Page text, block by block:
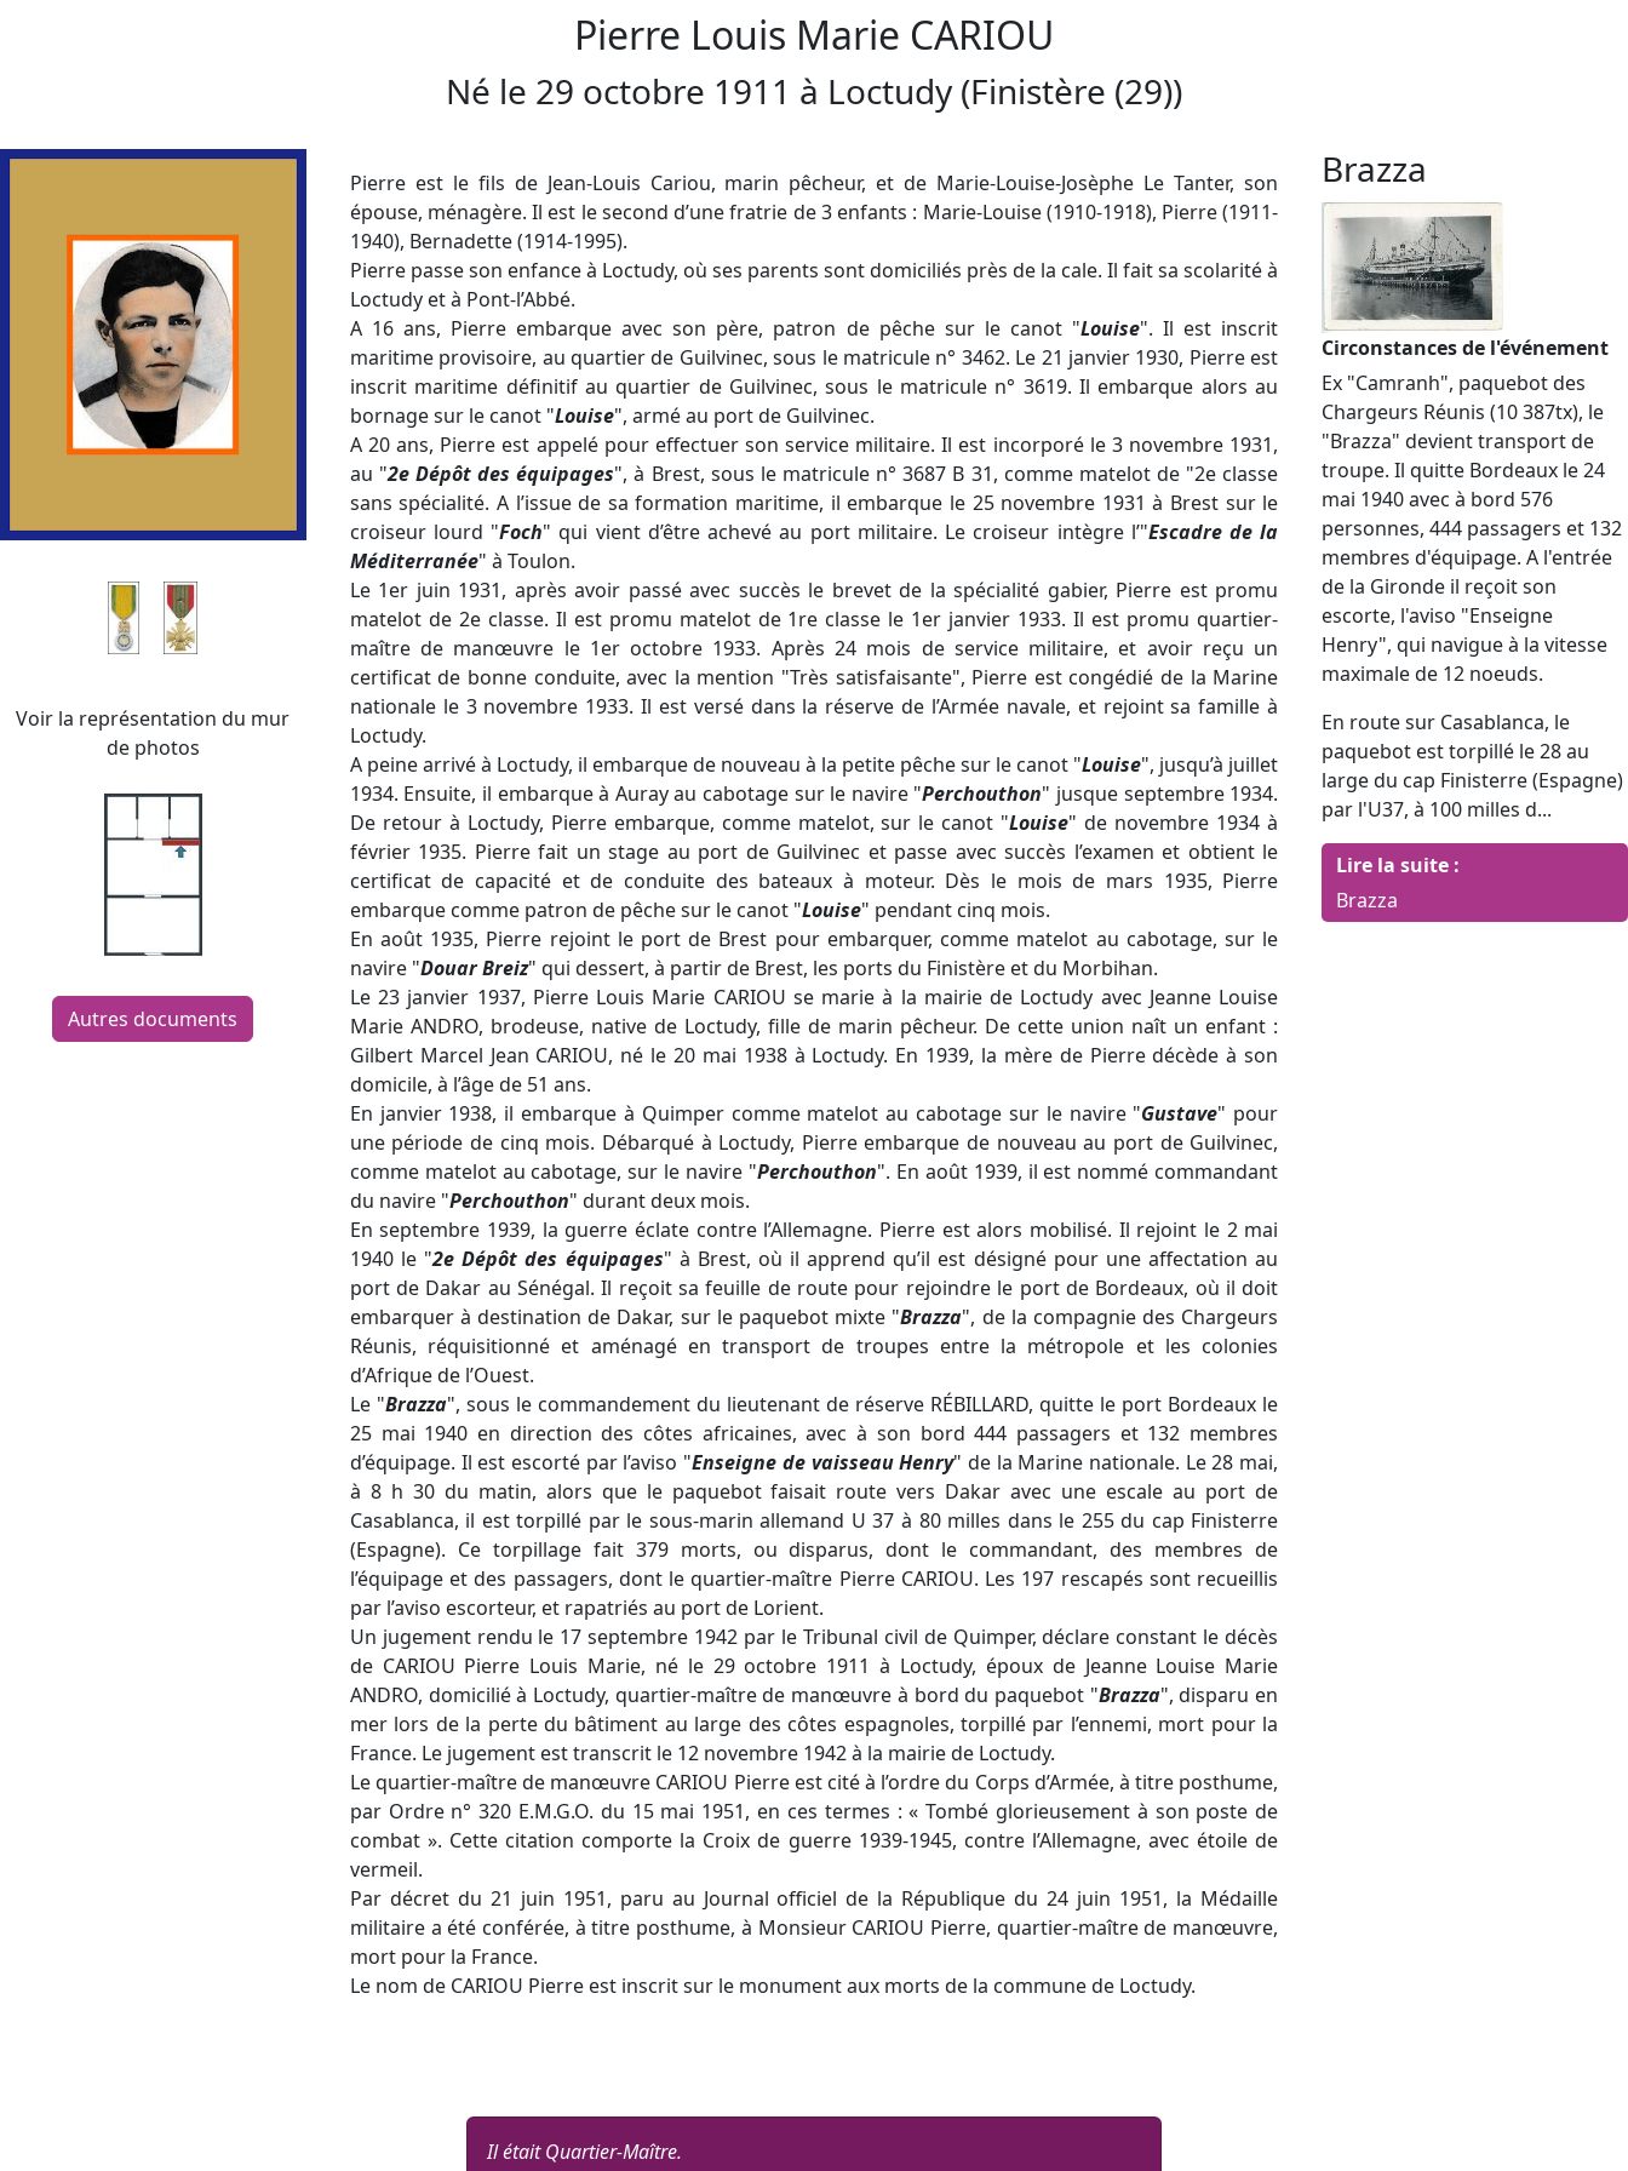
Pierre Louis Marie CARIOU
Né le 29 octobre 1911 à Loctudy (Finistère (29))
Voir la représentation du mur
de photos
Autres documents
Brazza
Circonstances de l'événement
Ex "Camranh", paquebot des
Chargeurs Réunis (10 387tx), le
"Brazza" devient transport de
troupe. Il quitte Bordeaux le 24
mai 1940 avec à bord 576
personnes, 444 passagers et 132
membres d'équipage. A l'entrée
de la Gironde il reçoit son
escorte, l'aviso "Enseigne
Henry", qui navigue à la vitesse
maximale de 12 noeuds.
En route sur Casablanca, le
paquebot est torpillé le 28 au
large du cap Finisterre (Espagne)
par l'U37, à 100 milles d...
Lire la suite :
Brazza
Pierre est le fils de Jean-Louis Cariou, marin pêcheur, et de Marie-Louise-Josèphe Le Tanter, son
épouse, ménagère. Il est le second d’une fratrie de 3 enfants : Marie-Louise (1910-1918), Pierre (1911-
1940), Bernadette (1914-1995).
Pierre passe son enfance à Loctudy, où ses parents sont domiciliés près de la cale. Il fait sa scolarité à
Loctudy et à Pont-l’Abbé.
A 16 ans, Pierre embarque avec son père, patron de pêche sur le canot "Louise". Il est inscrit
maritime provisoire, au quartier de Guilvinec, sous le matricule n° 3462. Le 21 janvier 1930, Pierre est
inscrit maritime définitif au quartier de Guilvinec, sous le matricule n° 3619. Il embarque alors au
bornage sur le canot "Louise", armé au port de Guilvinec.
A 20 ans, Pierre est appelé pour effectuer son service militaire. Il est incorporé le 3 novembre 1931,
au "2e Dépôt des équipages", à Brest, sous le matricule n° 3687 B 31, comme matelot de "2e classe
sans spécialité. A l’issue de sa formation maritime, il embarque le 25 novembre 1931 à Brest sur le
croiseur lourd "Foch" qui vient d’être achevé au port militaire. Le croiseur intègre l’"Escadre de la
Méditerranée" à Toulon.
Le 1er juin 1931, après avoir passé avec succès le brevet de la spécialité gabier, Pierre est promu
matelot de 2e classe. Il est promu matelot de 1re classe le 1er janvier 1933. Il est promu quartier-
maître de manœuvre le 1er octobre 1933. Après 24 mois de service militaire, et avoir reçu un
certificat de bonne conduite, avec la mention "Très satisfaisante", Pierre est congédié de la Marine
nationale le 3 novembre 1933. Il est versé dans la réserve de l’Armée navale, et rejoint sa famille à
Loctudy.
A peine arrivé à Loctudy, il embarque de nouveau à la petite pêche sur le canot "Louise", jusqu’à juillet
1934. Ensuite, il embarque à Auray au cabotage sur le navire "Perchouthon" jusque septembre 1934.
De retour à Loctudy, Pierre embarque, comme matelot, sur le canot "Louise" de novembre 1934 à
février 1935. Pierre fait un stage au port de Guilvinec et passe avec succès l’examen et obtient le
certificat de capacité et de conduite des bateaux à moteur. Dès le mois de mars 1935, Pierre
embarque comme patron de pêche sur le canot "Louise" pendant cinq mois.
En août 1935, Pierre rejoint le port de Brest pour embarquer, comme matelot au cabotage, sur le
navire "Douar Breiz" qui dessert, à partir de Brest, les ports du Finistère et du Morbihan.
Le 23 janvier 1937, Pierre Louis Marie CARIOU se marie à la mairie de Loctudy avec Jeanne Louise
Marie ANDRO, brodeuse, native de Loctudy, fille de marin pêcheur. De cette union naît un enfant :
Gilbert Marcel Jean CARIOU, né le 20 mai 1938 à Loctudy. En 1939, la mère de Pierre décède à son
domicile, à l’âge de 51 ans.
En janvier 1938, il embarque à Quimper comme matelot au cabotage sur le navire "Gustave" pour
une période de cinq mois. Débarqué à Loctudy, Pierre embarque de nouveau au port de Guilvinec,
comme matelot au cabotage, sur le navire "Perchouthon". En août 1939, il est nommé commandant
du navire "Perchouthon" durant deux mois.
En septembre 1939, la guerre éclate contre l’Allemagne. Pierre est alors mobilisé. Il rejoint le 2 mai
1940 le "2e Dépôt des équipages" à Brest, où il apprend qu’il est désigné pour une affectation au
port de Dakar au Sénégal. Il reçoit sa feuille de route pour rejoindre le port de Bordeaux, où il doit
embarquer à destination de Dakar, sur le paquebot mixte "Brazza", de la compagnie des Chargeurs
Réunis, réquisitionné et aménagé en transport de troupes entre la métropole et les colonies
d’Afrique de l’Ouest.
Le "Brazza", sous le commandement du lieutenant de réserve RÉBILLARD, quitte le port Bordeaux le
25 mai 1940 en direction des côtes africaines, avec à son bord 444 passagers et 132 membres
d’équipage. Il est escorté par l’aviso "Enseigne de vaisseau Henry" de la Marine nationale. Le 28 mai,
à 8 h 30 du matin, alors que le paquebot faisait route vers Dakar avec une escale au port de
Casablanca, il est torpillé par le sous-marin allemand U 37 à 80 milles dans le 255 du cap Finisterre
(Espagne). Ce torpillage fait 379 morts, ou disparus, dont le commandant, des membres de
l’équipage et des passagers, dont le quartier-maître Pierre CARIOU. Les 197 rescapés sont recueillis
par l’aviso escorteur, et rapatriés au port de Lorient.
Un jugement rendu le 17 septembre 1942 par le Tribunal civil de Quimper, déclare constant le décès
de CARIOU Pierre Louis Marie, né le 29 octobre 1911 à Loctudy, époux de Jeanne Louise Marie
ANDRO, domicilié à Loctudy, quartier-maître de manœuvre à bord du paquebot "Brazza", disparu en
mer lors de la perte du bâtiment au large des côtes espagnoles, torpillé par l’ennemi, mort pour la
France. Le jugement est transcrit le 12 novembre 1942 à la mairie de Loctudy.
Le quartier-maître de manœuvre CARIOU Pierre est cité à l’ordre du Corps d’Armée, à titre posthume,
par Ordre n° 320 E.M.G.O. du 15 mai 1951, en ces termes : « Tombé glorieusement à son poste de
combat ». Cette citation comporte la Croix de guerre 1939-1945, contre l’Allemagne, avec étoile de
vermeil.
Par décret du 21 juin 1951, paru au Journal officiel de la République du 24 juin 1951, la Médaille
militaire a été conférée, à titre posthume, à Monsieur CARIOU Pierre, quartier-maître de manœuvre,
mort pour la France.
Le nom de CARIOU Pierre est inscrit sur le monument aux morts de la commune de Loctudy.
Il était Quartier-Maître.